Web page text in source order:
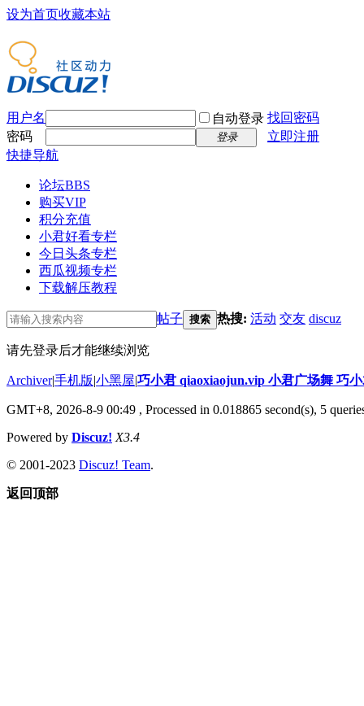
设为首页收藏本站
用户名 自动登录 找回密码
密码
登录
立即注册
快捷导航
论坛BBS
购买VIP
积分充值
小君好看专栏
今日头条专栏
西瓜视频专栏
下载解压教程
帖子 搜索 热搜: 活动 交友 discuz
请先登录后才能继续浏览
Archiver|手机版|小黑屋|巧小君 qiaoxiaojun.vip 小君广场舞 巧
GMT+8, 2026-8-9 00:49 , Processed in 0.018865 second(s), 5
Powered by Discuz! X3.4
© 2001-2023 Discuz! Team.
返回顶部